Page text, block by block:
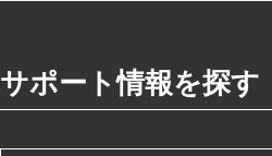
サポート情報を探す